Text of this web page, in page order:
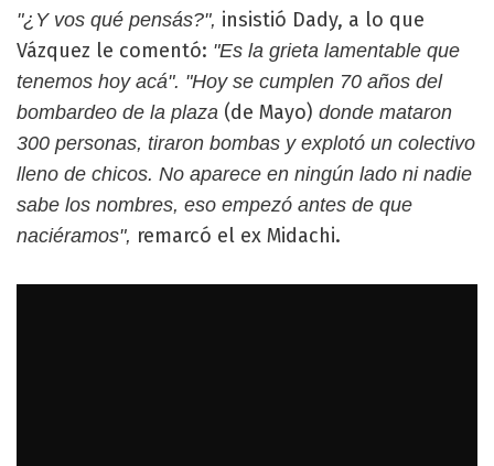
"¿Y vos qué pensás?", insistió Dady, a lo que
Vázquez le comentó: "Es la grieta lamentable que
tenemos hoy acá". "Hoy se cumplen 70 años del
bombardeo de la plaza (de Mayo) donde mataron
300 personas, tiraron bombas y explotó un colectivo
lleno de chicos. No aparece en ningún lado ni nadie
sabe los nombres, eso empezó antes de que
naciéramos", remarcó el ex Midachi.